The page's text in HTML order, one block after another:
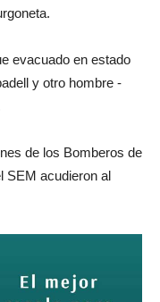
evacuado en estado
y otro hombre -
de los Bomberos de
SEM acudieron al